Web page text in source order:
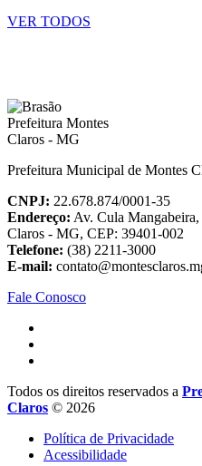
VER TODOS
Prefeitura Municipal de Montes
CNPJ: 22.678.874/0001-35
Endereço: Av. Cula
Claros - MG, CEP: 39401-002
Telefone: (38) 2211-3000
E-mail:
Fale Conosco
Todos os direitos reservados a
Claros © 2026
Política de Privacidade
Acessibilidade